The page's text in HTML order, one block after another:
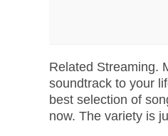
Related Streaming.
soundtrack to your
best selection of
now. The variety is